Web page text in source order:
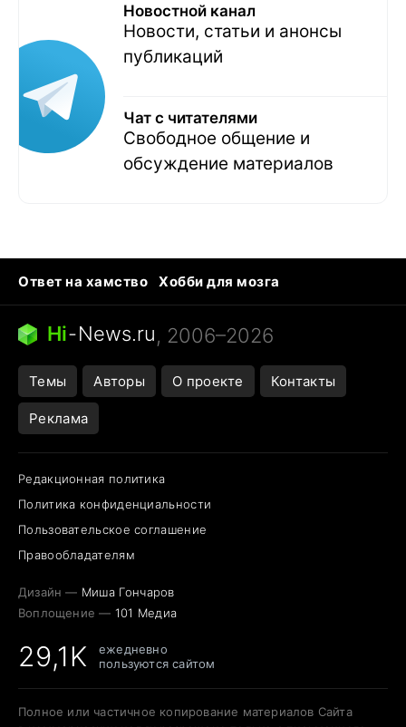
Новостной канал
Новости, статьи и анонсы
публикаций
Чат с читателями
Свободное общение и
обсуждение материалов
Ответ на хамство
Хобби для мозга
Бензин 100 и 95
Тунцы в океанариуме
Следующая пандемия
Hi-News.ru, 2006–2026
Темы Авторы О проекте Контакты
Реклама
Редакционная политика
Политика конфиденциальности
Пользовательское соглашение
Правообладателям
Дизайн — Миша Гончаров
Воплощение — 101 Медиа
29,1K
ежедневно
пользуются сайтом
Полное или частичное копирование материалов Сайта